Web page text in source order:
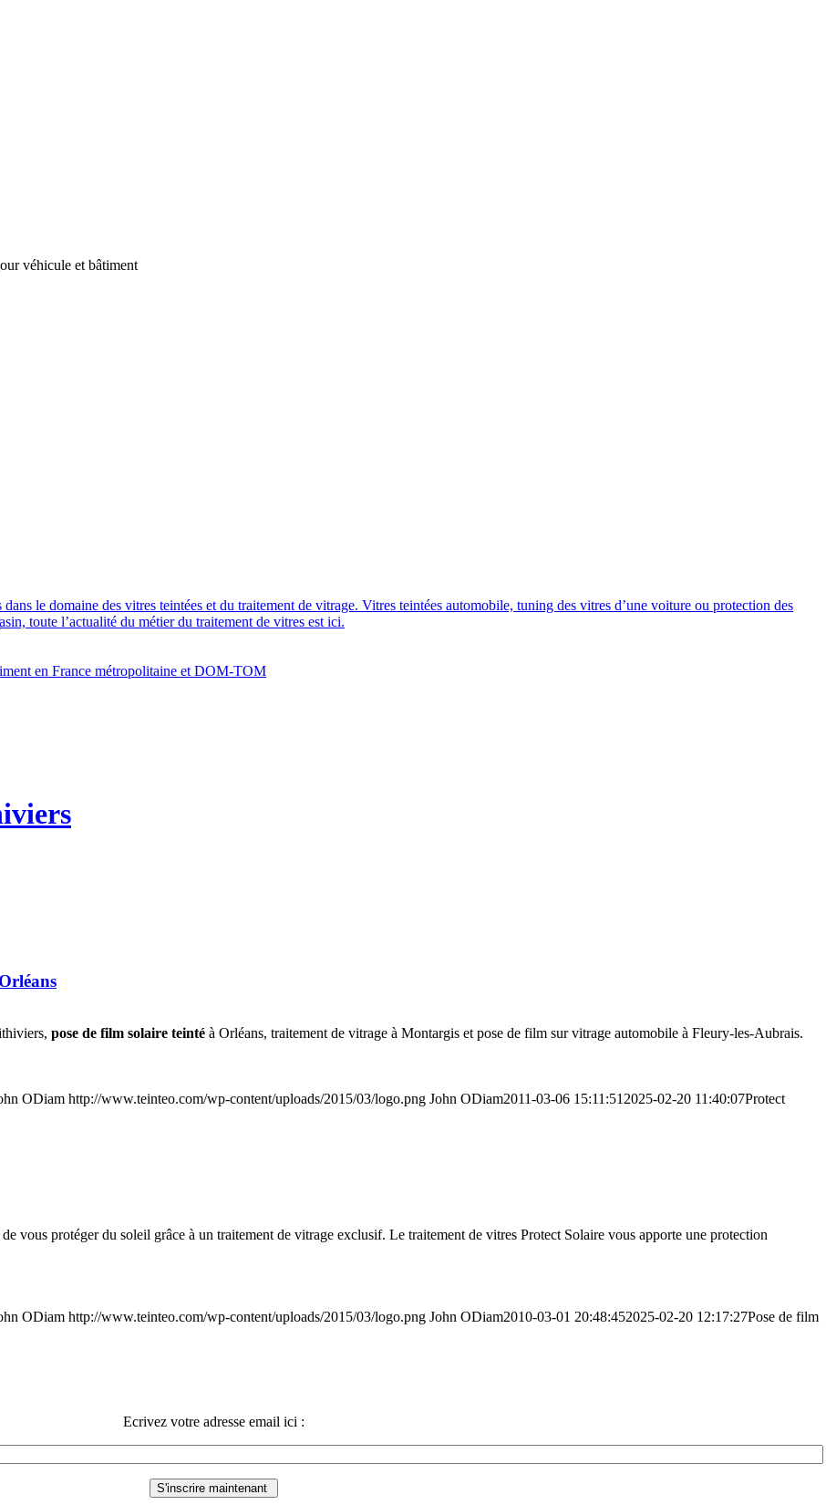
véhicule et bâtiment
le domaine des vitres teintées et du traitement de vitrage. Vitres teintées automobile, tuning des vitres d’une voiture ou protection des
toute l’actualité du métier du traitement de vitres est ici.
en France métropolitaine et DOM-TOM
pose de film solaire teinté à Orléans, traitement de vitrage à Montargis et pose de film sur vitrage automobile à Fleury-les-Aubrais.
ODiam http://www.teinteo.com/wp-content/uploads/2015/03/logo.png John ODiam2011-03-06 15:11:51 2025-02-20 11:40:07Protect
vous protéger du soleil grâce à un traitement de vitrage exclusif. Le traitement de vitres Protect Solaire vous apporte une protection
ODiam http://www.teinteo.com/wp-content/uploads/2015/03/logo.png John ODiam2010-03-01 20:48:452025-02-20 12:17:27Pose de film
Ecrivez votre adresse email ici :